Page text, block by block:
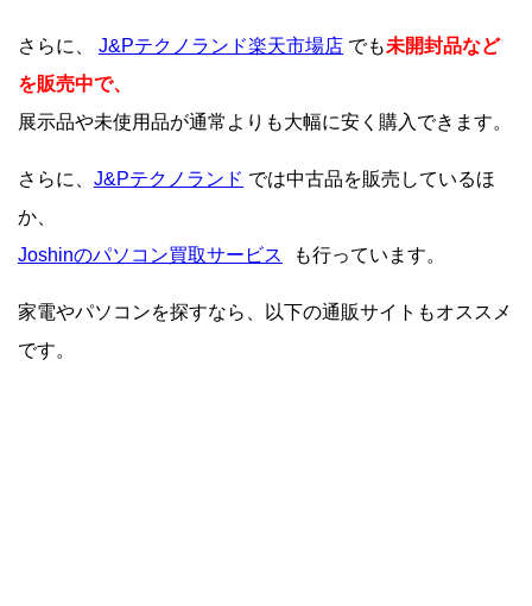
さらに、 J&Pテクノランド楽天市場店 でも未開封品など
を販売中で、
展示品や未使用品が通常よりも大幅に安く購入できます。
さらに、 J&Pテクノランド では中古品を販売しているほ
か、
Joshinのパソコン買取サービス
も行っています。
家電やパソコンを探すなら、以下の通販サイトもオススメ
です。